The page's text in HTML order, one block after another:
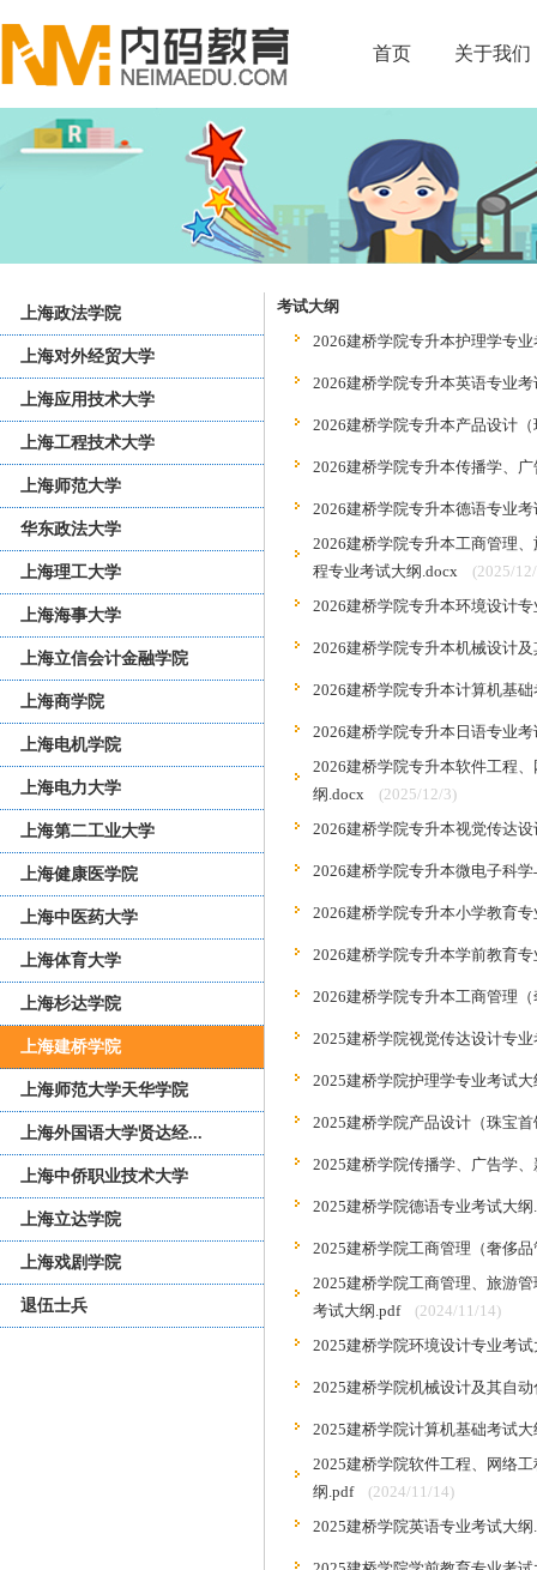
首页 关于我们
上海政法学院
上海对外经贸大学
上海应用技术大学
上海工程技术大学
上海师范大学
华东政法大学
上海理工大学
上海海事大学
上海立信会计金融学院
上海商学院
上海电机学院
上海电力大学
上海第二工业大学
上海健康医学院
上海中医药大学
上海体育大学
上海杉达学院
上海建桥学院
上海师范大学天华学院
上海外国语大学贤达经...
上海中侨职业技术大学
上海立达学院
上海戏剧学院
退伍士兵
考试大纲
2026建桥学院专升本护理学专
2026建桥学院专升本英语专业
2026建桥学院专升本产品设计
2026建桥学院专升本传播学、
2026建桥学院专升本德语专业
2026建桥学院专升本工商管理
程专业考试大纲.docx
(2025/
2026建桥学院专升本环境设计
2026建桥学院专升本机械设计
2026建桥学院专升本计算机基
2026建桥学院专升本日语专业
2026建桥学院专升本软件工程
纲.docx
(2025/12/3)
2026建桥学院专升本视觉传达
2026建桥学院专升本微电子科
2026建桥学院专升本小学教育
2026建桥学院专升本学前教育
2026建桥学院专升本工商管理
2025建桥学院视觉传达设计专
2025建桥学院护理学专业考试大
2025建桥学院产品设计（珠宝
2025建桥学院传播学、广告学
2025建桥学院德语专业考试大纲
2025建桥学院工商管理（奢侈
2025建桥学院工商管理、旅游
考试大纲.pdf
(2024/11/14)
2025建桥学院环境设计专业考试
2025建桥学院机械设计及其自
2025建桥学院计算机基础考试
2025建桥学院软件工程、网络
纲.pdf
(2024/11/14)
2025建桥学院英语专业考试大纲